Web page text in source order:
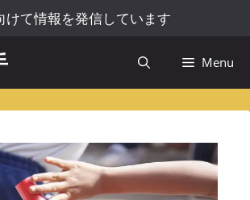
て情報を発信しています
Menu